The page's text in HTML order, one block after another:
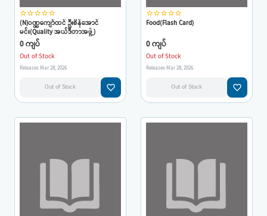
star_borderstar_borderstar_borderstar_borderstar_border
(N)ဝဏ္ဏကျော်ထင် ဦးစိန်အောင်
မင်း(Quality အယ်ဒီတာအဖွဲ့)
0 ကျပ်
Out of Stock
Releases Mar 28, 2026
Out of Stock favorite_border
star_borderstar_borderstar_borderstar_borderstar_border
Food(Flash Card)
0 ကျပ်
Out of Stock
Releases Mar 28, 2026
Out of Stock favorite_border